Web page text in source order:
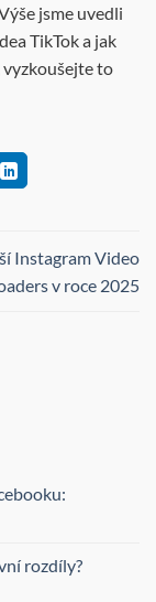
jsme uvedli
TikTok a jak
to
Instagram Video
v roce 2025
rozdíly?